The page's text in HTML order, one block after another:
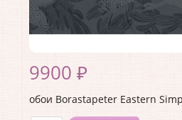
9900 ₽
обои Borastapeter Eastern